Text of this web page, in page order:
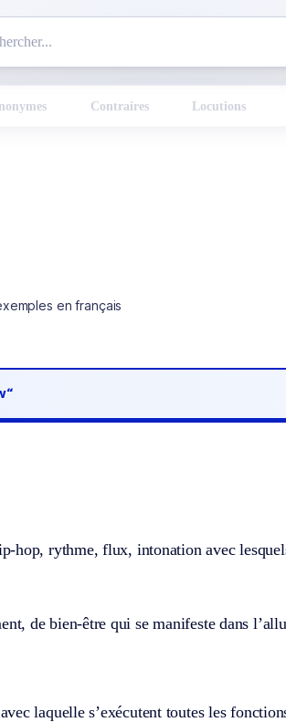
Contraires Locutions
en français
hop, rythme, flux, intonation avec
de bien-être qui se manifeste dans
laquelle s’exécutent toutes les